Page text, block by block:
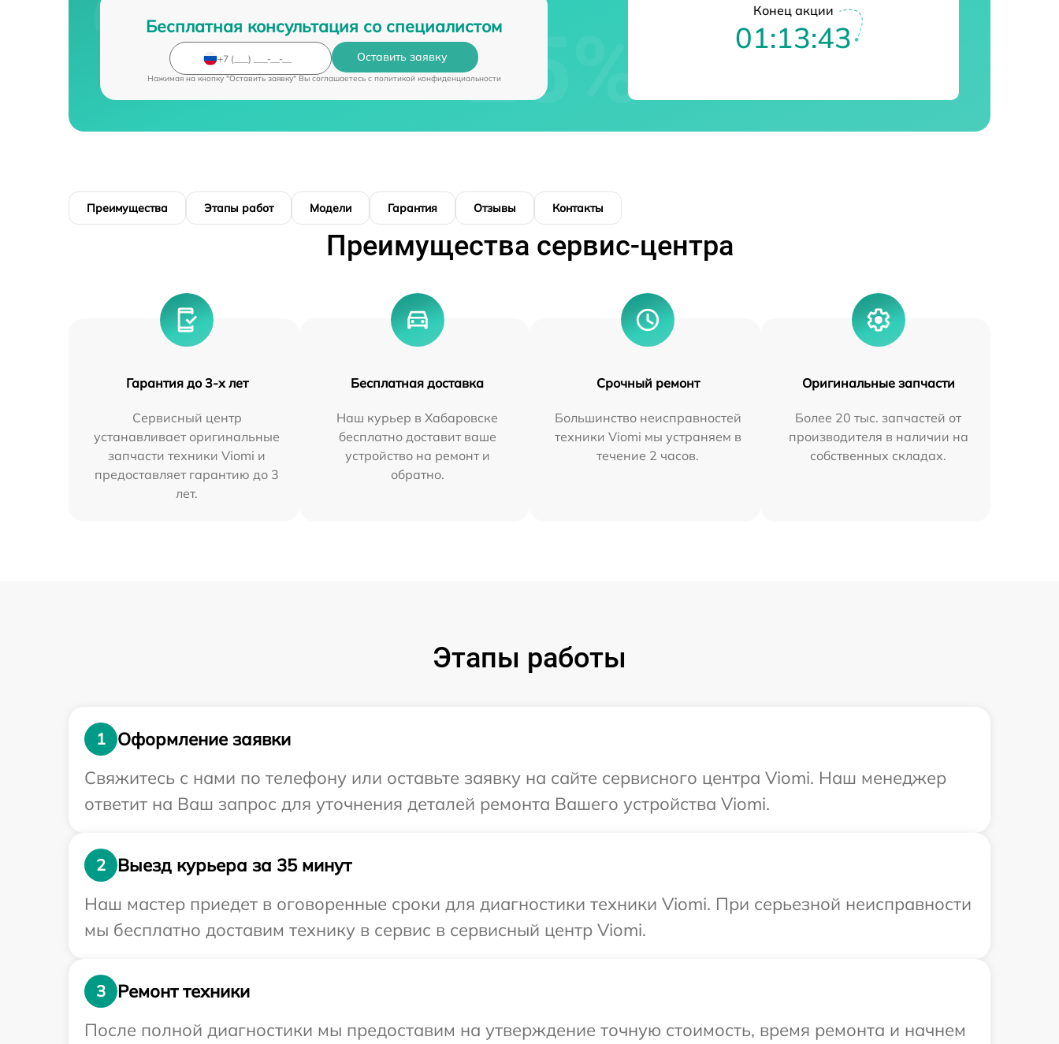
Бесплатная консультация со специалистом
Оставить заявку
Нажимая на кнопку "Оставить заявку" Вы соглашаетесь c политикой конфиденциальности
Конец акции
01:13:42
Преимущества Этапы работ Модели Гарантия Отзывы Контакты
Преимущества сервис-центра
Гарантия до 3-х лет
Сервисный центр
устанавливает оригинальные
запчасти техники Viomi и
предоставляет гарантию до 3
лет.
Бесплатная доставка
Наш курьер в Хабаровске
бесплатно доставит ваше
устройство на ремонт и
обратно.
Срочный ремонт
Большинство неисправностей
техники Viomi мы устраняем в
течение 2 часов.
Оригинальные запчасти
Более 20 тыс. запчастей от
производителя в наличии на
собственных складах.
Этапы работы
1
Оформление заявки
Свяжитесь с нами по телефону или оставьте заявку на сайте сервисного центра Viomi. Наш менеджер
ответит на Ваш запрос для уточнения деталей ремонта Вашего устройства Viomi.
2
Выезд курьера за 35 минут
Наш мастер приедет в оговоренные сроки для диагностики техники Viomi. При серьезной неисправности
мы бесплатно доставим технику в сервис в сервисный центр Viomi.
3
Ремонт техники
После полной диагностики мы предоставим на утверждение точную стоимость, время ремонта и начнем